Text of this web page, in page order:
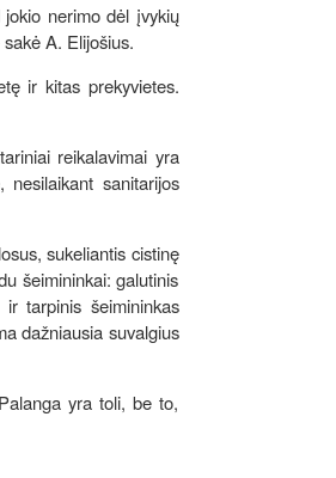
nerimo dėl įvykių
A. Elijošius.
ir kitas prekyvietes.
reikalavimai yra
nesilaikant sanitarijos
sukeliantis cistinę
šeimininkai: galutinis
tarpinis šeimininkas
dažniausia suvalgius
yra toli, be to,